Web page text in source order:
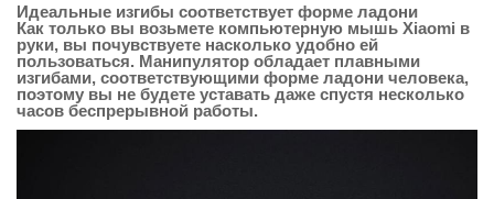
Идеальные изгибы соответствует форме ладони
Как только вы возьмете компьютерную мышь Xiaomi в
руки, вы почувствуете насколько удобно ей
пользоваться. Манипулятор обладает плавными
изгибами, соответствующими форме ладони человека,
поэтому вы не будете уставать даже спустя несколько
часов беспрерывной работы.